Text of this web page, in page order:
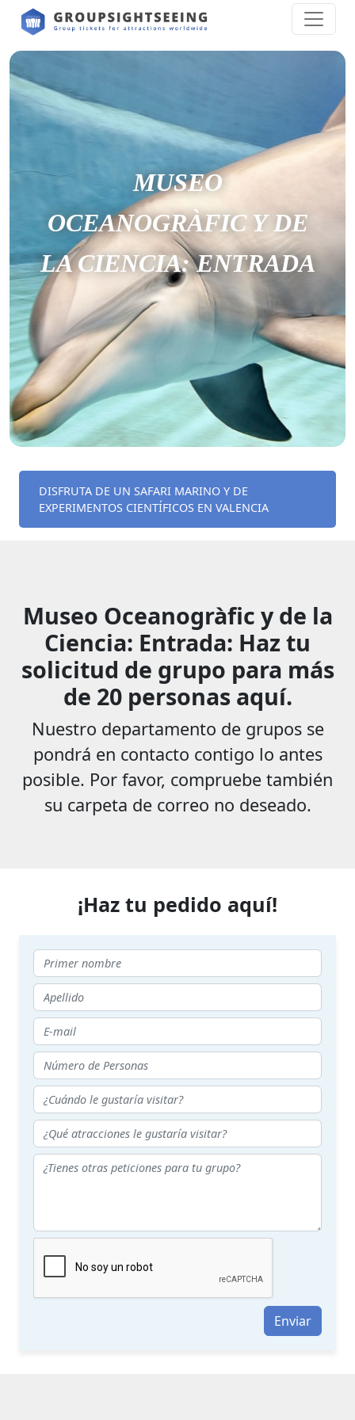
MUSEO
OCEANOGRÀFIC Y DE
LA CIENCIA: ENTRADA
DISFRUTA DE UN SAFARI MARINO Y DE
EXPERIMENTOS CIENTÍFICOS EN VALENCIA
Museo Oceanogràfic y de la
Ciencia: Entrada: Haz tu
solicitud de grupo para más
de 20 personas aquí.
Nuestro departamento de grupos se
pondrá en contacto contigo lo antes
posible. Por favor, compruebe también
su carpeta de correo no deseado.
¡Haz tu pedido aquí!
Enviar